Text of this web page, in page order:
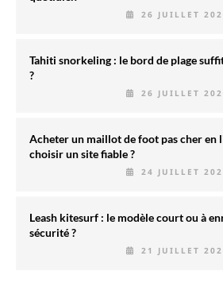
26 JUILLET
Tahiti snorkeling : le bord de plage
?
26 JUILLET
Acheter un maillot de foot pas cher en
choisir un site fiable ?
24 JUILLET
Leash kitesurf : le modèle court ou à
sécurité ?
21 JUILLET